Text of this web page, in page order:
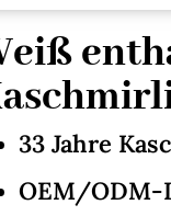
33 Jahre
OEM/ODM-